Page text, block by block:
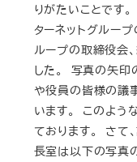
りがたいことです
ターネットグルー
ループの取締役会
した。 写真の矢印
や役員の皆様の議
います。 このよう
ております。 さて
長室は以下の写真